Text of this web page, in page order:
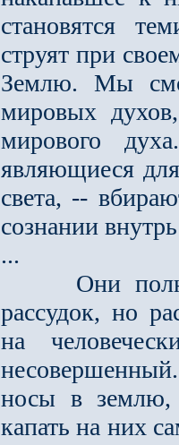
становятся
струят при
Землю. Мы
мировых
мирового
являющиеся
света, --
сознании
...
Они
рассудок, но
на
носы в землю,
капать на них